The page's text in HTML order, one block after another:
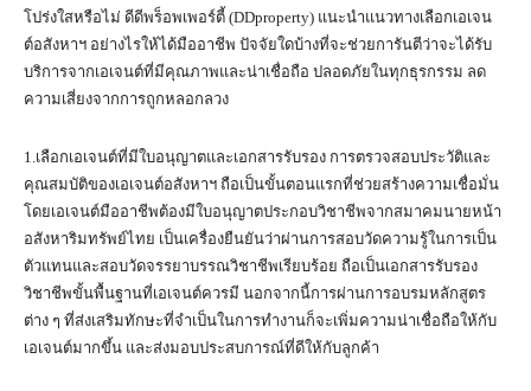
โปร่งใสหรือไม่ ดีดีพร็อพเพอร์ตี้ (DDproperty) แนะนำแนวทางเลือกเอเจน
ต์อสังหาฯ อย่างไรให้ได้มืออาชีพ ปัจจัยใดบ้างที่จะช่วยการันตีว่าจะได้รับ
บริการจากเอเจนต์ที่มีคุณภาพและน่าเชื่อถือ ปลอดภัยในทุกธุรกรรม ลด
ความเสี่ยงจากการถูกหลอกลวง
1.เลือกเอเจนต์ที่มีใบอนุญาตและเอกสารรับรอง การตรวจสอบประวัติและ
คุณสมบัติของเอเจนต์อสังหาฯ ถือเป็นขั้นตอนแรกที่ช่วยสร้างความเชื่อมั่น
โดยเอเจนต์มืออาชีพต้องมีใบอนุญาตประกอบวิชาชีพจากสมาคมนายหน้า
อสังหาริมทรัพย์ไทย เป็นเครื่องยืนยันว่าผ่านการสอบวัดความรู้ในการเป็น
ตัวแทนและสอบวัดจรรยาบรรณวิชาชีพเรียบร้อย ถือเป็นเอกสารรับรอง
วิชาชีพขั้นพื้นฐานที่เอเจนต์ควรมี นอกจากนี้การผ่านการอบรมหลักสูตร
ต่าง ๆ ที่ส่งเสริมทักษะที่จำเป็นในการทำงานก็จะเพิ่มความน่าเชื่อถือให้กับ
เอเจนต์มากขึ้น และส่งมอบประสบการณ์ที่ดีให้กับลูกค้า